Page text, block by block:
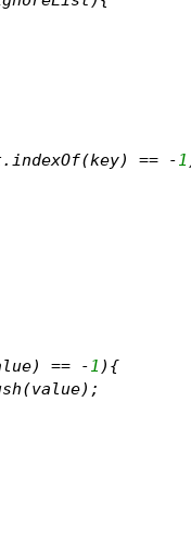
== - 1
== - 1 ){